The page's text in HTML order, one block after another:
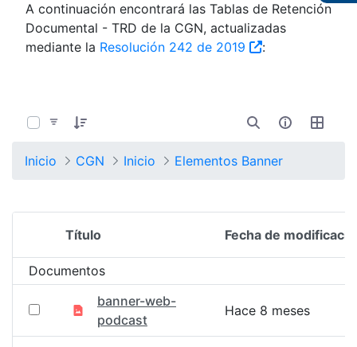
A continuación encontrará las Tablas de Retención
Documental - TRD de la CGN, actualizadas
mediante la Resolución 242 de 2019 :
Inicio CGN Inicio Elementos Banner
Selección del elemento
Título Fecha de
Documentos
banner-web-
podcast
Hace 8 meses